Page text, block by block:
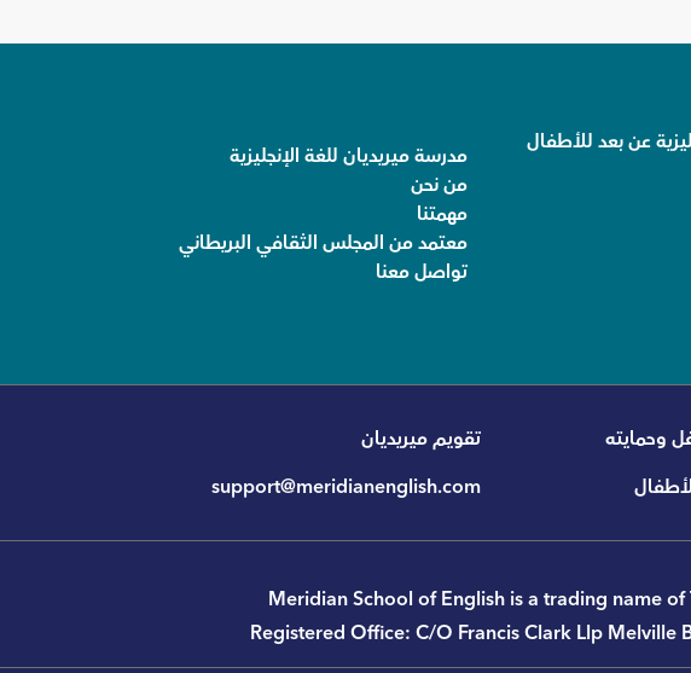
عن بعد للأطفال
مدرسة ميريديان للغة الإنجليزية
من نحن
مهمتنا
معتمد من المجلس الثقافي البريطاني
تواصل معنا
وحمايته
تقويم ميريديان
support@meridianenglish.com
Meridian School of English is a trading name
Registered Ofﬁce: C/O Francis Clark Llp Melville